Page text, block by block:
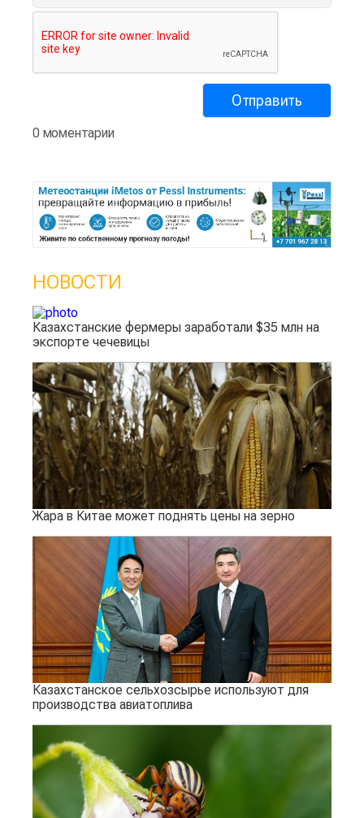
0 моментарии
НОВОСТИ
Казахстанские фермеры заработали $35 млн на
экспорте чечевицы
Жара в Китае может поднять цены на зерно
Казахстанское сельхозсырье используют для
производства авиатоплива